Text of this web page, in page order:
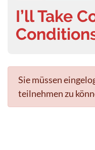
I’ll Take
Sie müssen
teilnehmen zu